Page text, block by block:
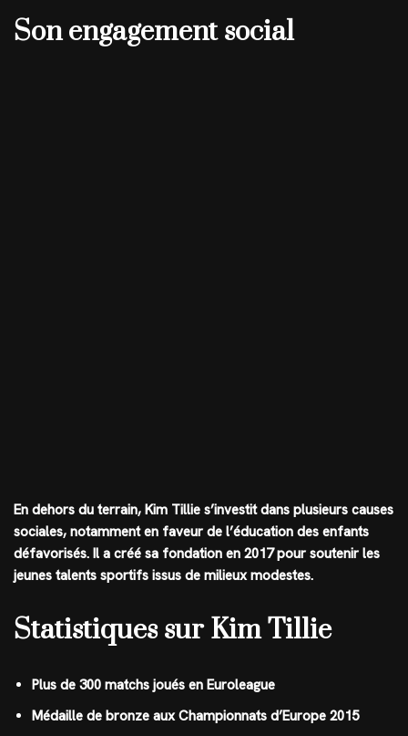
Son engagement social
En dehors du terrain, Kim Tillie s’investit dans plusieurs causes
sociales, notamment en faveur de l’éducation des enfants
défavorisés. Il a créé sa fondation en 2017 pour soutenir les
jeunes talents sportifs issus de milieux modestes.
Statistiques sur Kim Tillie
Plus de 300 matchs joués en Euroleague
Médaille de bronze aux Championnats d’Europe 2015